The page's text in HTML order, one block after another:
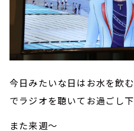
今日みたいな日はお水を飲
でラジオを聴いてお過ごし下
また来週～